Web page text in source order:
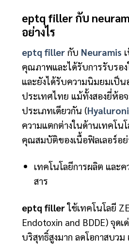
eptq filler กับ
อย่างไร
eptq filler กับ Neuramis
คุณภาพและได้รับการรับรอ
และยังได้รับความนิมยมเป็น
ประเทศไทย แม้ทั้งสองยี่ห้อ
ประเภทเดียวกัน (
ความแตกต่างในด้านเทคโน
คุณสมบัติของเนื้อฟิลเลอร์อย่
เทคโนโลยีการผลิต และ
สาร
eptq fillerใช้เทคโนโลยี
Endotoxin and BDDE) จุด
บริสุทธิ์สูงมาก ลดโอกาสบวม